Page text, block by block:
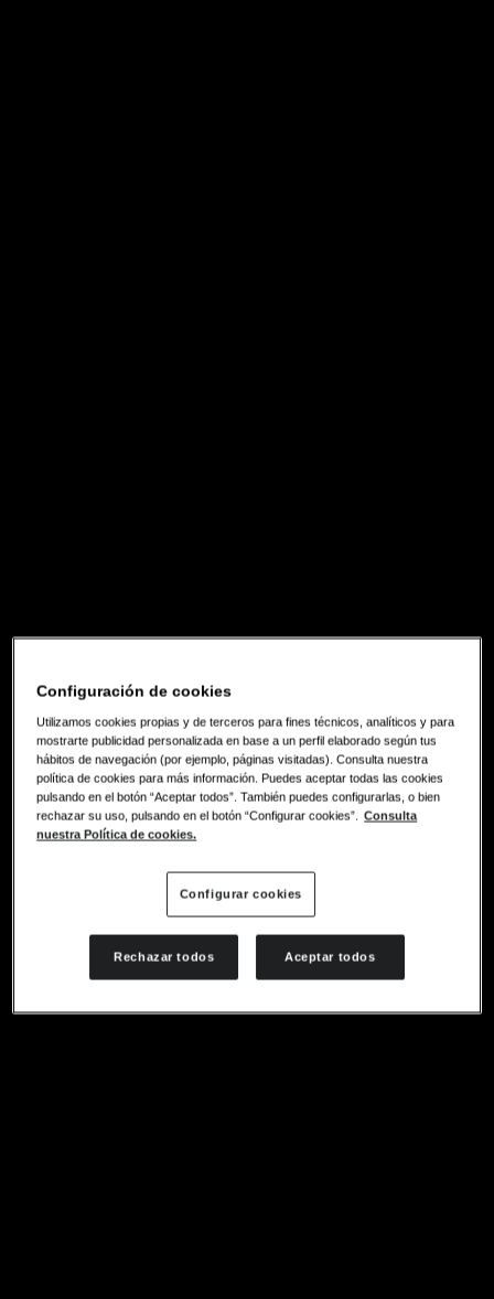
Configuración de cookies
Utilizamos cookies propias y de terceros para fines técnicos, analíticos y para
mostrarte publicidad personalizada en base a un perfil elaborado según tus
hábitos de navegación (por ejemplo, páginas visitadas). Consulta nuestra
política de cookies para más información. Puedes aceptar todas las cookies
pulsando en el botón “Aceptar todos”. También puedes configurarlas, o bien
rechazar su uso, pulsando en el botón “Configurar cookies”. Consulta
nuestra Política de cookies.
Configurar cookies
Rechazar todos Aceptar todos